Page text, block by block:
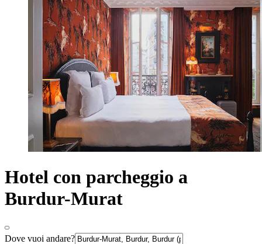
Hotel con parcheggio a
Burdur-Murat
Dove vuoi andare?